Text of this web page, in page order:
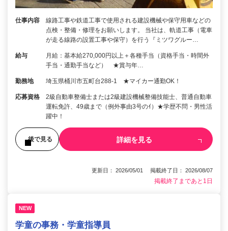
仕事内容
線路工事や鉄道工事で使用される建設機械や保守用車などの
点検・整備・修理をお願いします。 当社は、軌道工事（電車
が走る線路の設置工事や保守）を行う『ミツワグルー…
給与
月給：基本給270,000円以上＋各種手当（資格手当・時間外
手当・通勤手当など） ★賞与年…
勤務地 埼玉県桶川市五町台288‐1 ★マイカー通勤OK！
応募資格
2級自動車整備士または2級建設機械整備技能士、普通自動車
運転免許、49歳まで（例外事由3号のｲ）★学歴不問・男性活
躍中！
後で見る 詳細を見る
更新日： 2026/05/01 掲載終了日： 2026/08/07
掲載終了まであと1日
NEW
学童の事務・学童指導員